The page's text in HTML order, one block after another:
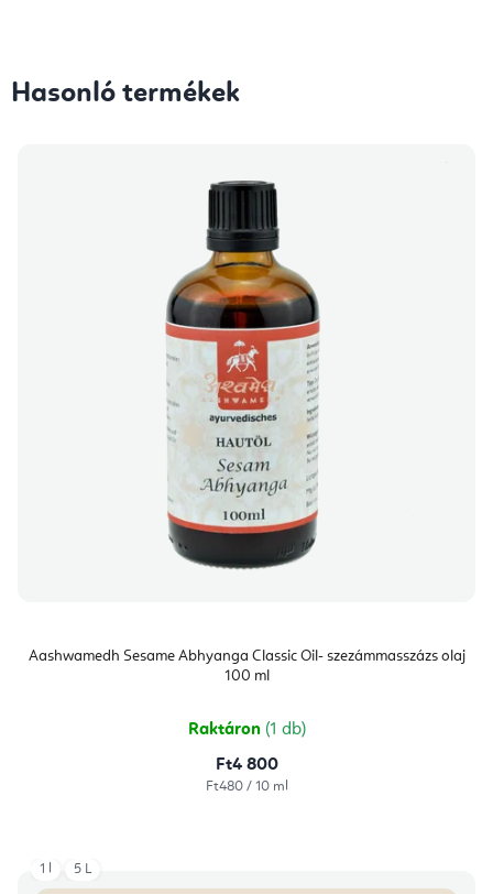
Hasonló termékek
Aashwamedh Sesame Abhyanga Classic Oil- szezámmasszázs olaj
100 ml
Raktáron (1 db)
Ft4 800
Egységár:
Ft480 / 10 ml
1 l 5 L